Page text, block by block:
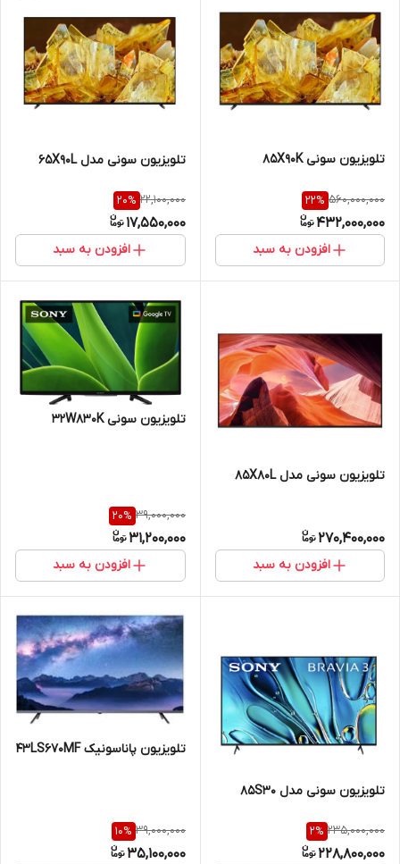
تلویزیون سونی 85X90K
560,000,000
22%
432,000,000
افزودن به سبد
تلویزیون سونی مدل 65X90L
22,100,000
20%
17,550,000
افزودن به سبد
تلویزیون سونی مدل 85X80L
270,400,000
افزودن به سبد
تلویزیون سونی 32W830K
39,000,000
20%
31,200,000
افزودن به سبد
تلویزیون سونی مدل 85S30
235,000,000
2%
228,800,000
تلویزیون پاناسونیک 43LS670MF
39,000,000
10%
35,100,000